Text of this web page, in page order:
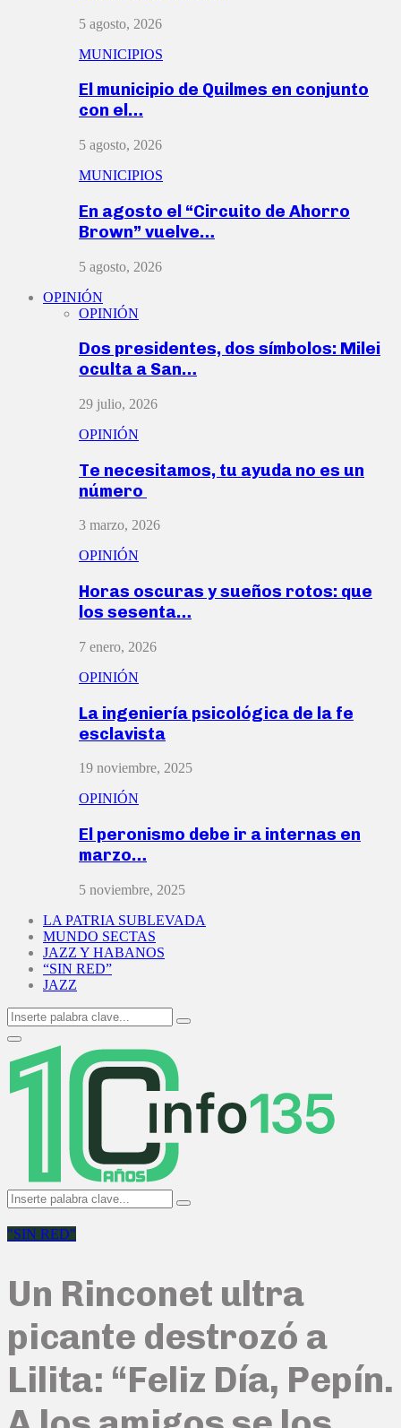
5 agosto, 2026
MUNICIPIOS
El municipio de Quilmes en conjunto
con el…
5 agosto, 2026
MUNICIPIOS
En agosto el “Circuito de Ahorro
Brown” vuelve…
5 agosto, 2026
OPINIÓN
OPINIÓN
Dos presidentes, dos símbolos: Milei
oculta a San…
29 julio, 2026
OPINIÓN
Te necesitamos, tu ayuda no es un
número
3 marzo, 2026
OPINIÓN
Horas oscuras y sueños rotos: que
los sesenta…
7 enero, 2026
OPINIÓN
La ingeniería psicológica de la fe
esclavista
19 noviembre, 2025
OPINIÓN
El peronismo debe ir a internas en
marzo…
5 noviembre, 2025
LA PATRIA SUBLEVADA
MUNDO SECTAS
JAZZ Y HABANOS
“SIN RED”
JAZZ
Search
for:
Search
Primary
Menu
Search
for:
Search
"SIN RED"
Un Rinconet ultra
picante destrozó a
Lilita: “Feliz Día, Pepín.